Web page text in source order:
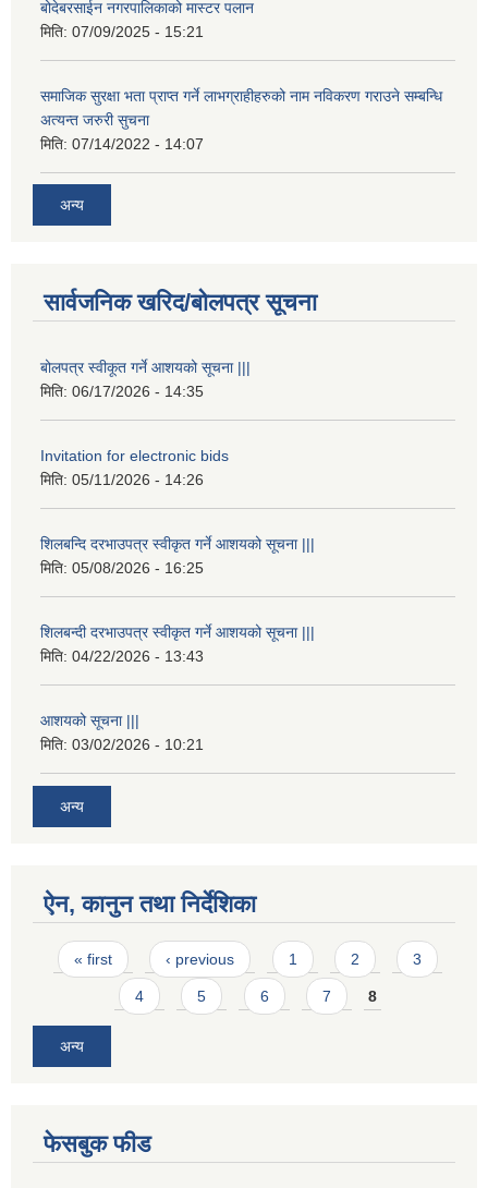
बोदेबरसाईन नगरपालिकाको मास्टर पलान
मिति: 07/09/2025 - 15:21
समाजिक सुरक्षा भता प्राप्त गर्ने लाभग्राहीहरुको नाम नविकरण गराउने सम्बन्धि
अत्यन्त जरुरी सुचना
मिति: 07/14/2022 - 14:07
अन्य
सार्वजनिक खरिद/बोलपत्र सूचना
बोलपत्र स्वीकूत गर्ने आशयको सूचना |||
मिति: 06/17/2026 - 14:35
Invitation for electronic bids
मिति: 05/11/2026 - 14:26
शिलबन्दि दरभाउपत्र स्वीकृत गर्ने आशयको सूचना |||
मिति: 05/08/2026 - 16:25
शिलबन्दी दरभाउपत्र स्वीकृत गर्ने आशयको सूचना |||
मिति: 04/22/2026 - 13:43
आशयको सूचना |||
मिति: 03/02/2026 - 10:21
अन्य
ऐन, कानुन तथा निर्देशिका
Pages
« first ‹ previous 1 2 3
4 5 6 7 8
अन्य
फेसबुक फीड